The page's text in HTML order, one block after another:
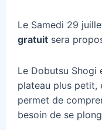
Le Samedi 29
gratuit sera
Le Dobutsu Shogi
plateau plus petit,
permet de
besoin de se